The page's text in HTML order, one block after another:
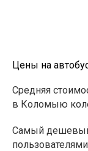
Цены на
Средняя
в Коломыю
Самый